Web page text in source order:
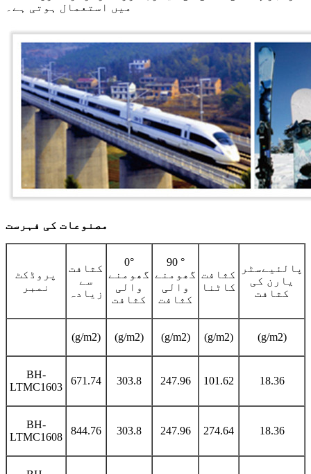
میں استعمال ہوتی ہے۔
مصنوعات کی فہرست
پروڈکٹ
نمبر
کثافت
سے
زیادہ
0°
گھومنے
والی
کثافت
90 °
گھومنے
والی
کثافت
کثافت
کاٹنا
پالئیےسٹر
یارن کی
کثافت
(g/m2) (g/m2) (g/m2) (g/m2) (g/m2)
BH-
LTMC1603
671.74 303.8 247.96 101.62 18.36
BH-
LTMC1608
844.76 303.8 247.96 274.64 18.36